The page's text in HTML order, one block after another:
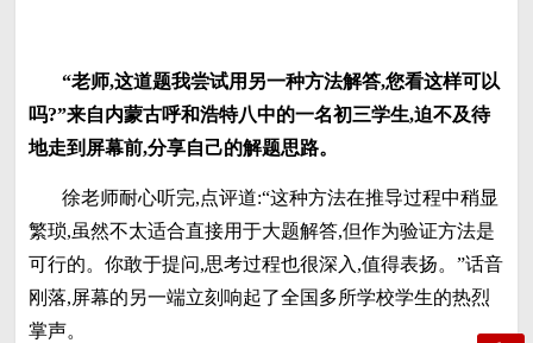
“老师,这道题我尝试用另一种方法解答,您看这样可以
吗?”来自内蒙古呼和浩特八中的一名初三学生,迫不及待
地走到屏幕前,分享自己的解题思路。
徐老师耐心听完,点评道:“这种方法在推导过程中稍显
繁琐,虽然不太适合直接用于大题解答,但作为验证方法是
可行的。你敢于提问,思考过程也很深入,值得表扬。”话音
刚落,屏幕的另一端立刻响起了全国多所学校学生的热烈
掌声。